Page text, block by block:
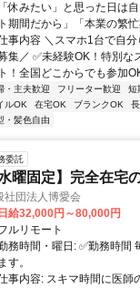
「休みたい」と思った日は
ト期間だから」「本業の繁
事内容 ＼スマホ1台で自
集／ ✅未経験OK！特別な
ト！全国どこからでも参加
・主夫歓迎 フリーター歓迎 短
ルOK
在宅OK ブランクOK
・髪色自由
委託
水曜固定】完全在宅
社団法人博愛会
日給32,000円～80,000円
ルリモート
務時間・曜日: ✅勤務時
ます。
事内容: スキマ時間に医師